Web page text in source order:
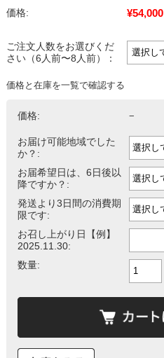
価格: ¥54,000
ご注文人数をお選びくだ
さい（6人前〜8人前）：
価格と在庫を一覧で確認する
価格: −
お届け可能地域でした
か？:
お届希望日は、6日後以
降ですか？:
発送より3日間の消費期
限です:
お召し上がり日【例】
2025.11.30:
数量: